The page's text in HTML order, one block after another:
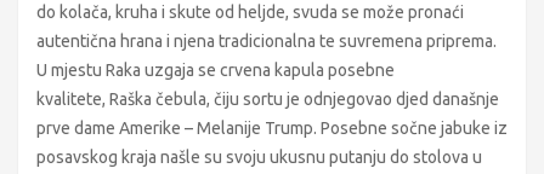
do kolača, kruha i skute od heljde, svuda se može pronaći
autentična hrana i njena tradicionalna te suvremena priprema.
U mjestu Raka uzgaja se crvena kapula posebne
kvalitete, Raška čebula, čiju sortu je odnjegovao djed današnje
prve dame Amerike – Melanije Trump. Posebne sočne jabuke iz
posavskog kraja našle su svoju ukusnu putanju do stolova u